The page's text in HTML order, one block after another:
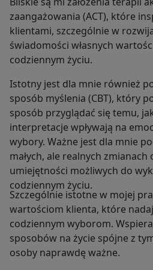
zaangażowania (ACT), które
klientami, szczególnie w
świadomości własnych
codziennym życiu.
Istotny jest dla mnie również
sposób myślenia (CBT), który
sposób przyglądać się temu,
interpretacje wpływają na
wybory. Ważne jest dla mnie
małych, ale realnych
umiejętności możliwych do
codziennym życiu.
Szczególnie istotne w mojej
wartościom klienta, które
codziennym wyborom.
sposobów na życie spójne z
osoby naprawdę ważne.